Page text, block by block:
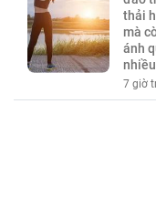
thải
mà
ánh
7 giờ